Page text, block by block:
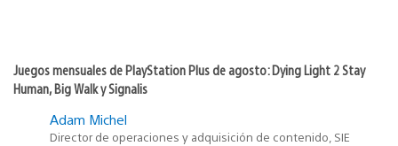
Juegos mensuales de PlayStation Plus de agosto: Dying Light 2 Stay
Human, Big Walk y Signalis
Adam Michel
Director de operaciones y adquisición de contenido, SIE